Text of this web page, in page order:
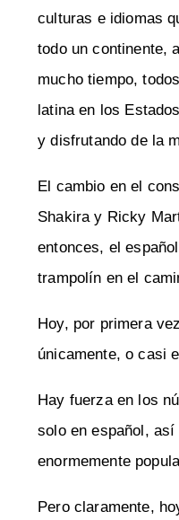
culturas e idiomas
todo un continente,
mucho tiempo,
latina en los
y disfrutando de la
El cambio en el
Shakira y Ricky
entonces, el
trampolín en el
Hoy, por primera
únicamente, o casi
Hay fuerza en los
solo en español,
enormemente
Pero claramente,